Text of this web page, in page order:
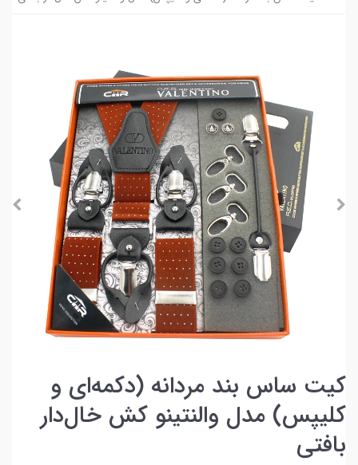
کیت ساس بند مردانه (دکمه‌ای و
کلیپس) مدل والنتینو کش خال‌دار
بافتی